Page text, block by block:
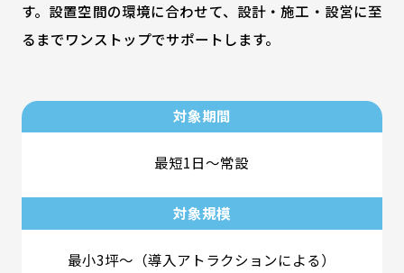
す。設置空間の環境に合わせて、設計・施工・設営に至
るまでワンストップでサポートします。
対象期間
最短1日～常設
対象規模
最小3坪～（導入アトラクションによる）